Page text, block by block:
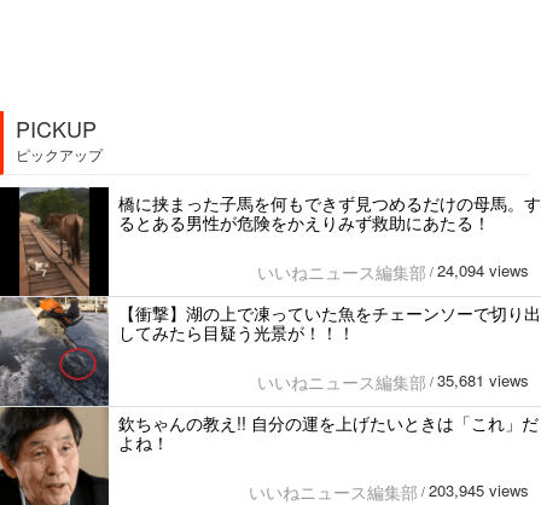
PICKUP
ピックアップ
橋に挟まった子馬を何もできず見つめるだけの母馬。す
るとある男性が危険をかえりみず救助にあたる！
いいねニュース編集部 / 24,094 views
【衝撃】湖の上で凍っていた魚をチェーンソーで切り出
してみたら目疑う光景が！！！
いいねニュース編集部 / 35,681 views
欽ちゃんの教え!! 自分の運を上げたいときは「これ」だ
よね！
いいねニュース編集部 / 203,945 views